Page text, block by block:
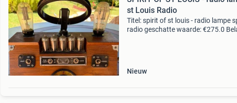
st Louis Radio
Titel: spirit of st louis - radio lampe
radio geschatte waarde: €275.0
Nieuw